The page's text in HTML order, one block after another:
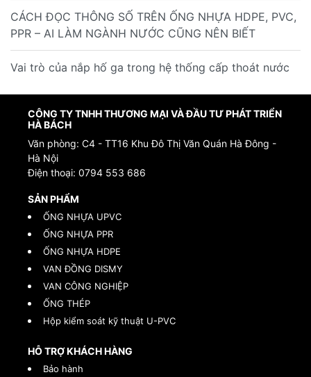
CÁCH ĐỌC THÔNG SỐ TRÊN ỐNG NHỰA HDPE, PVC,
PPR – AI LÀM NGÀNH NƯỚC CŨNG NÊN BIẾT
Vai trò của nắp hố ga trong hệ thống cấp thoát nước
CÔNG TY TNHH THƯƠNG MẠI VÀ ĐẦU TƯ PHÁT TRIỂN
HÀ BÁCH
Văn phòng: C4 - TT16 Khu Đô Thị Văn Quán Hà Đông -
Hà Nội
Điện thoại: 0794 553 686
SẢN PHẨM
ỐNG NHỰA UPVC
ỐNG NHỰA PPR
ỐNG NHỰA HDPE
VAN ĐỒNG DISMY
VAN CÔNG NGHIỆP
ỐNG THÉP
Hộp kiểm soát kỹ thuật U-PVC
HỖ TRỢ KHÁCH HÀNG
Bảo hành